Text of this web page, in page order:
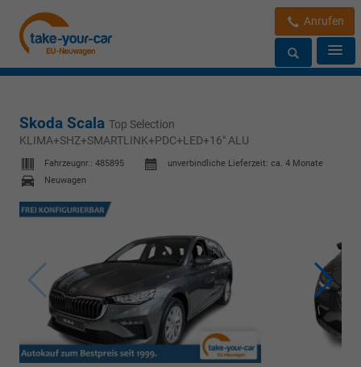
Anrufen
Skoda Scala Top Selection
KLIMA+SHZ+SMARTLINK+PDC+LED+16" ALU
Fahrzeugnr.: 485895
unverbindliche Lieferzeit: ca. 4 Monate
Neuwagen